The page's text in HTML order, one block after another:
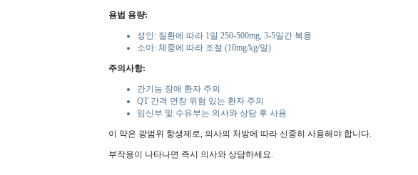
용법 용량:
성인: 질환에 따라 1일 250-500mg, 3-5일간 복용
소아: 체중에 따라 조절 (10mg/kg/일)
주의사항:
간기능 장애 환자 주의
QT 간격 연장 위험 있는 환자 주의
임신부 및 수유부는 의사와 상담 후 사용
이 약은 광범위 항생제로, 의사의 처방에 따라 신중히 사용해야 합니다.
부작용이 나타나면 즉시 의사와 상담하세요.